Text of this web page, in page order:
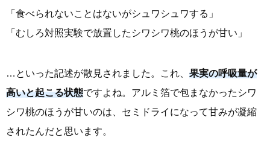
「食べられないことはないがシュワシュワする」
「むしろ対照実験で放置したシワシワ桃のほうが甘い」
…といった記述が散見されました。これ、 果実の呼吸量が
高いと起こる状態ですよね。アルミ箔で包まなかったシワ
シワ桃のほうが甘いのは、セミドライになって甘みが凝縮
されたんだと思います。